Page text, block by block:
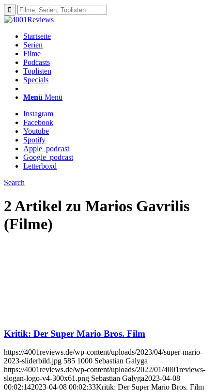
Startseite
Serien
Filme
Podcasts
Toplisten
Specials
Menü Menü
Instagram
Facebook
Youtube
Spotify
Apple_podcast
Google_podcast
Letterboxd
Search
2 Artikel zu Marios Gavrilis
(Filme)
Kritik: Der Super Mario Bros. Film
https://4001reviews.de/wp-content/uploads/2023/04/super-mario-
2023-sliderbild.jpg 585 1000 Sebastian Galyga
https://4001reviews.de/wp-content/uploads/2022/01/4001reviews-
slogan-logo-v4-300x61.png Sebastian Galyga2023-04-08
00:02:142023-04-08 00:02:33Kritik: Der Super Mario Bros. Film